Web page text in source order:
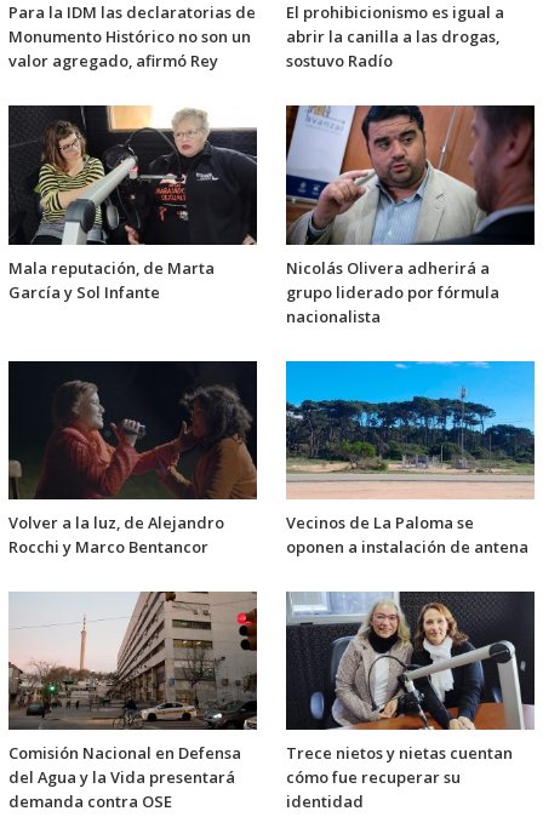
Para la IDM las declaratorias de
Monumento Histórico no son un
valor agregado, afirmó Rey
El prohibicionismo es igual a
abrir la canilla a las drogas,
sostuvo Radío
Mala reputación, de Marta
García y Sol Infante
Nicolás Olivera adherirá a
grupo liderado por fórmula
nacionalista
Volver a la luz, de Alejandro
Rocchi y Marco Bentancor
Vecinos de La Paloma se
oponen a instalación de antena
Comisión Nacional en Defensa
del Agua y la Vida presentará
demanda contra OSE
Trece nietos y nietas cuentan
cómo fue recuperar su
identidad